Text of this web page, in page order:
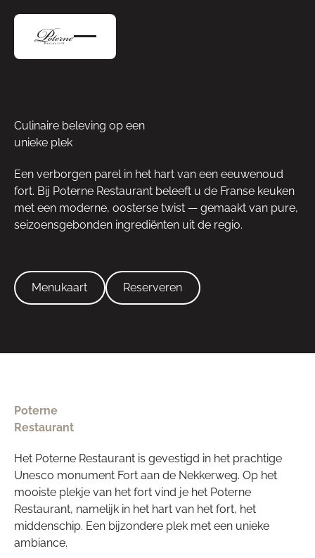
Culinaire beleving op een
unieke plek
Een verborgen parel in het hart van een eeuwenoud
fort. Bij Poterne Restaurant beleeft u de Franse keuken
met een moderne, oosterse twist — gemaakt van pure,
seizoensgebonden ingrediënten uit de regio.
Menukaart Reserveren
Poterne
Restaurant
Het Poterne Restaurant is gevestigd in het prachtige
Unesco monument Fort aan de Nekkerweg. Op het
mooiste plekje van het fort vind je het Poterne
Restaurant, namelijk in het hart van het fort, het
middenschip. Een bijzondere plek met een unieke
ambiance.